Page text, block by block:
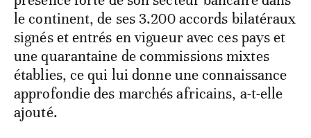
le continent, de ses 3.200 accords bilatéraux
signés et entrés en vigueur avec ces pays et
une quarantaine de commissions mixtes
établies, ce qui lui donne une connaissance
approfondie des marchés africains, a-t-elle
ajouté.